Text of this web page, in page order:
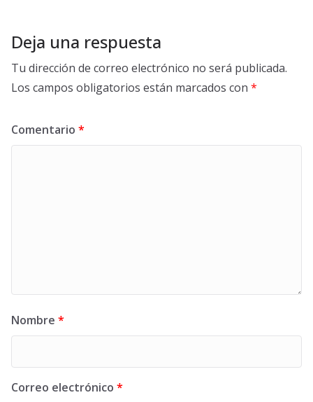
Deja una respuesta
Tu dirección de correo electrónico no será publicada.
Los campos obligatorios están marcados con *
Comentario *
Nombre *
Correo electrónico *